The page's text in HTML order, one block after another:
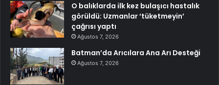
O balıklarda ilk kez bulaşıcı hastalık
görüldü: Uzmanlar ‘tüketmeyin’
çağrısı yaptı
Ağustos 7, 2026
Batman’da Arıcılara Ana Arı Desteği
Ağustos 7, 2026